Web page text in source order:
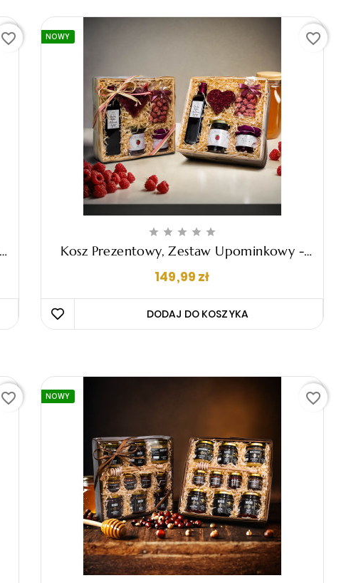
favorite_border NOWY
    
Kosz Prezentowy, Zestaw Upominkowy -
149,99 złCena
DODAJ DO KOSZYKA
favorite_border
favorite_border NOWY favorite_border